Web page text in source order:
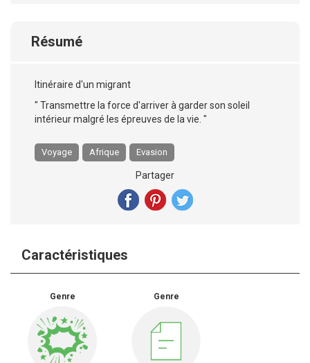
Résumé
Itinéraire d'un migrant
" Transmettre la force d'arriver à garder son soleil
intérieur malgré les épreuves de la vie. "
Voyage Afrique Evasion
Partager
Caractéristiques
Genre Genre